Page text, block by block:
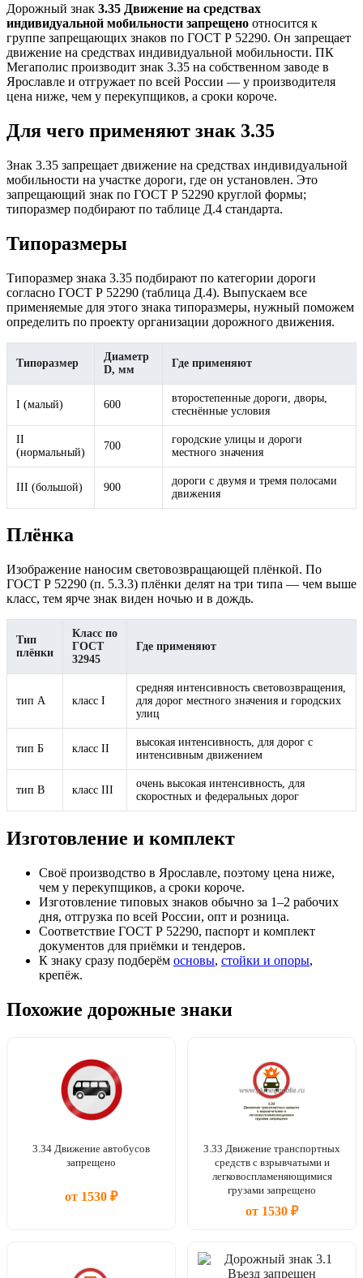
Дорожный знак 3.35 Движение на средствах
индивидуальной мобильности запрещено относится к
группе запрещающих знаков по ГОСТ Р 52290. Он запрещает
движение на средствах индивидуальной мобильности. ПК
Мегаполис производит знак 3.35 на собственном заводе в
Ярославле и отгружает по всей России — у производителя
цена ниже, чем у перекупщиков, а сроки короче.
Для чего применяют знак 3.35
Знак 3.35 запрещает движение на средствах индивидуальной
мобильности на участке дороги, где он установлен. Это
запрещающий знак по ГОСТ Р 52290 круглой формы;
типоразмер подбирают по таблице Д.4 стандарта.
Типоразмеры
Типоразмер знака 3.35 подбирают по категории дороги
согласно ГОСТ Р 52290 (таблица Д.4). Выпускаем все
применяемые для этого знака типоразмеры, нужный поможем
определить по проекту организации дорожного движения.
Типоразмер
Диаметр
D, мм
Где применяют
I (малый) 600
второстепенные дороги, дворы,
стеснённые условия
II
(нормальный)
700
городские улицы и дороги
местного значения
III (большой) 900
дороги с двумя и тремя полосами
движения
Плёнка
Изображение наносим световозвращающей плёнкой. По
ГОСТ Р 52290 (п. 5.3.3) плёнки делят на три типа — чем выше
класс, тем ярче знак виден ночью и в дождь.
Тип
плёнки
Класс по
ГОСТ
32945
Где применяют
тип А класс I
средняя интенсивность световозвращения,
для дорог местного значения и городских
улиц
тип Б класс II
высокая интенсивность, для дорог с
интенсивным движением
тип В класс III
очень высокая интенсивность, для
скоростных и федеральных дорог
Изготовление и комплект
Своё производство в Ярославле, поэтому цена ниже,
чем у перекупщиков, а сроки короче.
Изготовление типовых знаков обычно за 1–2 рабочих
дня, отгрузка по всей России, опт и розница.
Соответствие ГОСТ Р 52290, паспорт и комплект
документов для приёмки и тендеров.
К знаку сразу подберём основы, стойки и опоры,
крепёж.
Похожие дорожные знаки
3.34 Движение автобусов
запрещено
от 1530 ₽
3.33 Движение транспортных
средств с взрывчатыми и
легковоспламеняющимися
грузами запрещено
от 1530 ₽